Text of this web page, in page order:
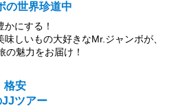
の世界珍道中
にする！
味しいもの大好きなMr.ジャンボが、
の魅力をお届け！
格安
JJツアー